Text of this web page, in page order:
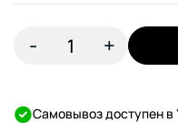
- +
Самовывоз доступен